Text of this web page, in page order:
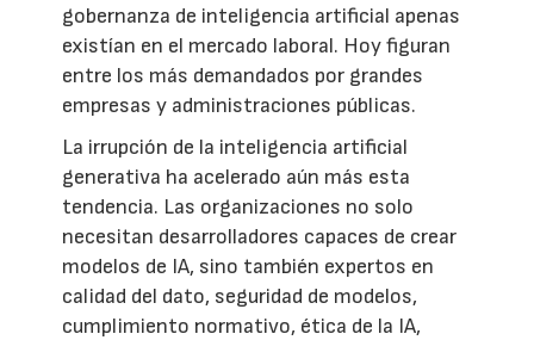
gobernanza de inteligencia artificial apenas
existían en el mercado laboral. Hoy figuran
entre los más demandados por grandes
empresas y administraciones públicas.
La irrupción de la inteligencia artificial
generativa ha acelerado aún más esta
tendencia. Las organizaciones no solo
necesitan desarrolladores capaces de crear
modelos de IA, sino también expertos en
calidad del dato, seguridad de modelos,
cumplimiento normativo, ética de la IA,